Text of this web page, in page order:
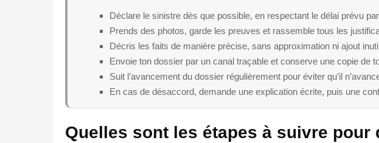
Déclare le sinistre dès que possible, en respectant le délai prévu
Prends des photos, garde les preuves et rassemble tous les
Décris les faits de manière précise, sans approximation ni ajout
Envoie ton dossier par un canal traçable et conserve une copie de
Suit l’avancement du dossier régulièrement pour éviter qu’il
En cas de désaccord, demande une explication écrite, puis une
Quelles sont les étapes à suivre